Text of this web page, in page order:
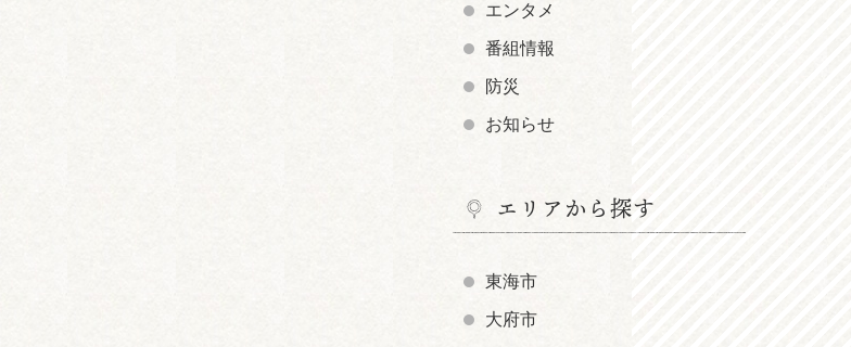
エンタメ
番組情報
防災
お知らせ
エリアから探す
東海市
大府市